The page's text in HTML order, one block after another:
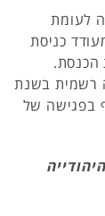
לעומת
כניסת
הכנסת.
רשמית בשנת
בפגישה של